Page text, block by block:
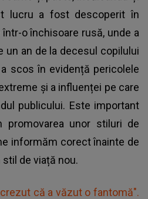
lucru a fost descoperit în
o închisoare rusă, unde a
un an de la decesul copilului
scos în evidență pericolele
și a influenței pe‍ care
publicului. Este important
promovarea ⁣unor stiluri⁣ de
informăm ⁣corect înainte de⁢
stil de viață nou.
că a văzut o fantomă".